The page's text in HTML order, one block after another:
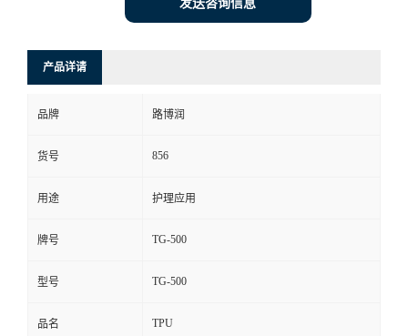
发送咨询信息
产品详请
品牌 路博润
货号 856
用途 护理应用
牌号 TG-500
型号 TG-500
品名 TPU